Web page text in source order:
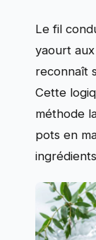
Le fil
yaourt
reconnaît
Cette
méthode
pots en